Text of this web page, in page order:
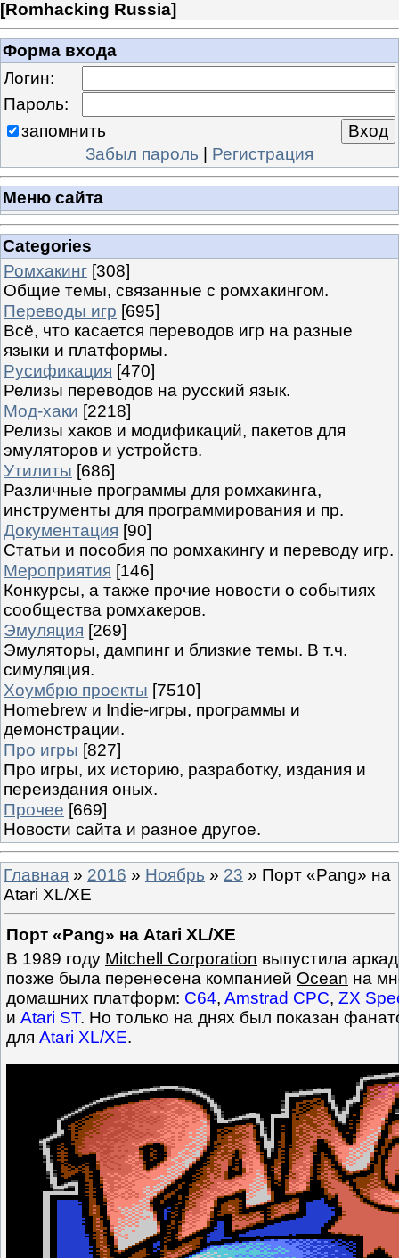
[Romhacking Russia]
Форма входа
Логин:
Пароль:
запомнить
Забыл пароль | Регистрация
Меню сайта
Categories
Ромхакинг [308]
Общие темы, связанные с ромхакингом.
Переводы игр [695]
Всё, что касается переводов игр на разные
языки и платформы.
Русификация [470]
Релизы переводов на русский язык.
Мод-хаки [2218]
Релизы хаков и модификаций, пакетов для
эмуляторов и устройств.
Утилиты [686]
Различные программы для ромхакинга,
инструменты для программирования и пр.
Документация [90]
Статьи и пособия по ромхакингу и переводу игр.
Мероприятия [146]
Конкурсы, а также прочие новости о событиях
сообщества ромхакеров.
Эмуляция [269]
Эмуляторы, дампинг и близкие темы. В т.ч.
симуляция.
Хоумбрю проекты [7510]
Homebrew и Indie-игры, программы и
демонстрации.
Про игры [827]
Про игры, их историю, разработку, издания и
переиздания оных.
Прочее [669]
Новости сайта и разное другое.
Главная » 2016 » Ноябрь » 23 » Порт «Pang» на
Atari XL/XE
Порт «Pang» на Atari XL/XE
В 1989 году Mitchell Corporation выпустила
позже была перенесена компанией Ocean на
домашних платформ: C64, Amstrad CPC, ZX
и Atari ST. Но только на днях был показан
для Atari XL/XE.